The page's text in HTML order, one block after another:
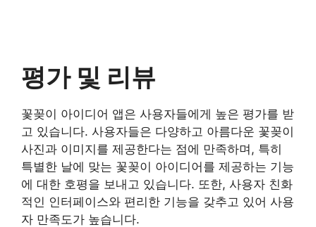
평가 및 리뷰
꽃꽂이 아이디어 앱은 사용자들에게 높은 평가를 받
고 있습니다. 사용자들은 다양하고 아름다운 꽃꽂이
사진과 이미지를 제공한다는 점에 만족하며, 특히
특별한 날에 맞는 꽃꽂이 아이디어를 제공하는 기능
에 대한 호평을 보내고 있습니다. 또한, 사용자 친화
적인 인터페이스와 편리한 기능을 갖추고 있어 사용
자 만족도가 높습니다.